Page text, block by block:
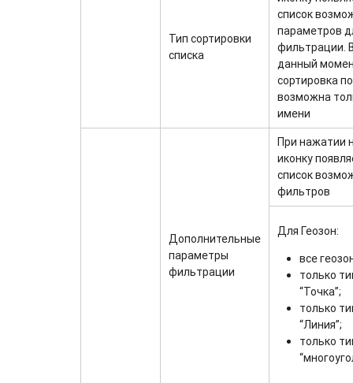
Тип сортировки
списка
список
параметров
фильтрации.
данный
сортировка
возможна
имени
Дополнительные
параметры
фильтрации
При нажатии
иконку
список
фильтров
Для Геозон:
все
только
“Точка”;
только
“Линия”;
только